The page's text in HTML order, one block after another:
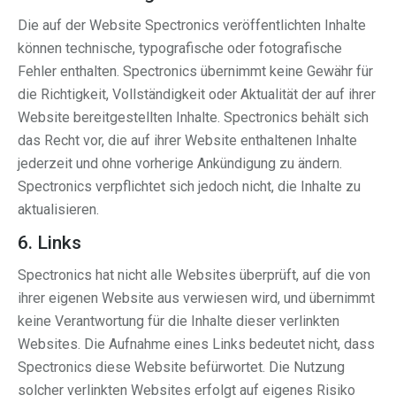
Die auf der Website Spectronics veröffentlichten Inhalte
können technische, typografische oder fotografische
Fehler enthalten. Spectronics übernimmt keine Gewähr für
die Richtigkeit, Vollständigkeit oder Aktualität der auf ihrer
Website bereitgestellten Inhalte. Spectronics behält sich
das Recht vor, die auf ihrer Website enthaltenen Inhalte
jederzeit und ohne vorherige Ankündigung zu ändern.
Spectronics verpflichtet sich jedoch nicht, die Inhalte zu
aktualisieren.
6. Links
Spectronics hat nicht alle Websites überprüft, auf die von
ihrer eigenen Website aus verwiesen wird, und übernimmt
keine Verantwortung für die Inhalte dieser verlinkten
Websites. Die Aufnahme eines Links bedeutet nicht, dass
Spectronics diese Website befürwortet. Die Nutzung
solcher verlinkten Websites erfolgt auf eigenes Risiko